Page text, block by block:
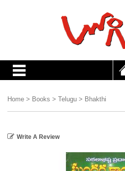
Home > Books > Telugu > Bhakthi
Write A Review